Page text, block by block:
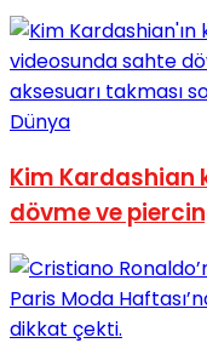
Dünya
Kim Kardashian
dövme ve